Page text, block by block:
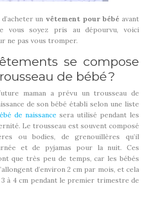
un vêtement pour bébé avant
vous soyez pris au dépourvu, voici
ne pas vous tromper.
se compose
de bébé ?
maman a prévu un trousseau de
de son bébé établi selon une liste
de naissance sera utilisé pendant les
Le trousseau est souvent composé
ou bodies, de grenouillères qu’il
et de pyjamas pour la nuit. Ces
que très peu de temps, car les bébés
d’environ 2 cm par mois, et cela
à 4 cm pendant le premier trimestre de